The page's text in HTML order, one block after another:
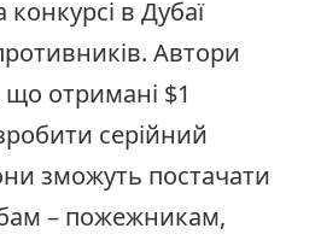
в Дубаї
Автори
отримані $1
серійний
зможуть постачати
– пожежникам,